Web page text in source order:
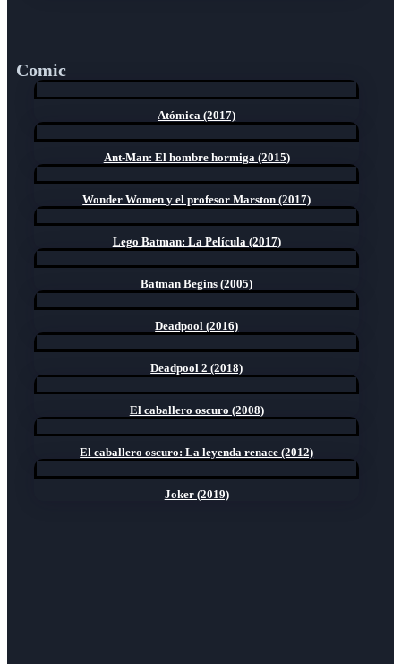
Comic
Atómica (2017)
Ant-Man: El hombre hormiga (2015)
Wonder Women y el profesor Marston (2017)
Lego Batman: La Película (2017)
Batman Begins (2005)
Deadpool (2016)
Deadpool 2 (2018)
El caballero oscuro (2008)
El caballero oscuro: La leyenda renace (2012)
Joker (2019)